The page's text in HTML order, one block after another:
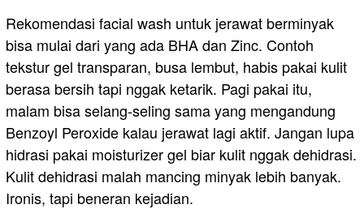
Rekomendasi facial wash untuk jerawat berminyak
bisa mulai dari yang ada BHA dan Zinc. Contoh
tekstur gel transparan, busa lembut, habis pakai kulit
berasa bersih tapi nggak ketarik. Pagi pakai itu,
malam bisa selang-seling sama yang mengandung
Benzoyl Peroxide kalau jerawat lagi aktif. Jangan lupa
hidrasi pakai moisturizer gel biar kulit nggak dehidrasi.
Kulit dehidrasi malah mancing minyak lebih banyak.
Ironis, tapi beneran kejadian.